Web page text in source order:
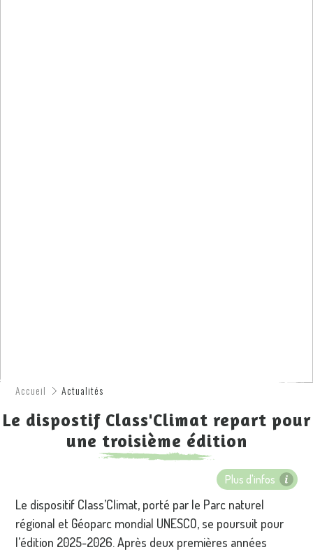
Accueil Actualités
Le dispostif Class'Climat repart pour
une troisième édition
Le dispositif Class’Climat, porté par le Parc naturel
régional et Géoparc mondial UNESCO, se poursuit pour
l’édition 2025-2026. Après deux premières années
Plus d'infos